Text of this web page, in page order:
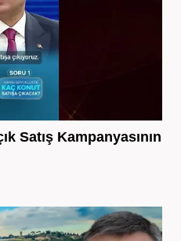
Satış Kampanyasının